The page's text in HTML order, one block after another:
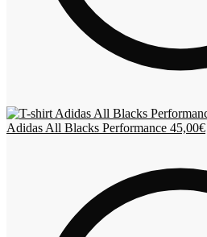
Adidas All Blacks Performance 45,00€